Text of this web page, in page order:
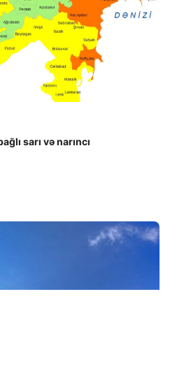
sarı və narıncı